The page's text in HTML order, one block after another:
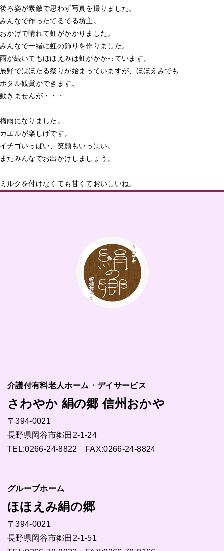
後ろ姿が素敵で思わず写真を撮りました。
みんなで作ったてるてる坊主。
おかげで晴れて虹がかかりました。
みんなで一緒に虹の飾りを作りました。
雨が続いてもほほえみは虹がかかっています。
辰野ではほたる祭りが始まっていますが、ほほえみでも
ホタル観賞ができます。
動きませんが・・・
梅雨になりました。
カエルが楽しげです。
イチゴいっぱい、笑顔もいっぱい。
またみんなでお出かけしましょう。
ミルクを付けなくても甘くておいしいね。
介護付有料老人ホーム・デイサービス
さわやか 絹の郷 信州おかや
〒394-0021
長野県岡谷市郷田2-1-24
TEL:0266-24-8822 FAX:0266-24-8824
グループホーム
ほほえみ絹の郷
〒394-0021
長野県岡谷市郷田2-1-51